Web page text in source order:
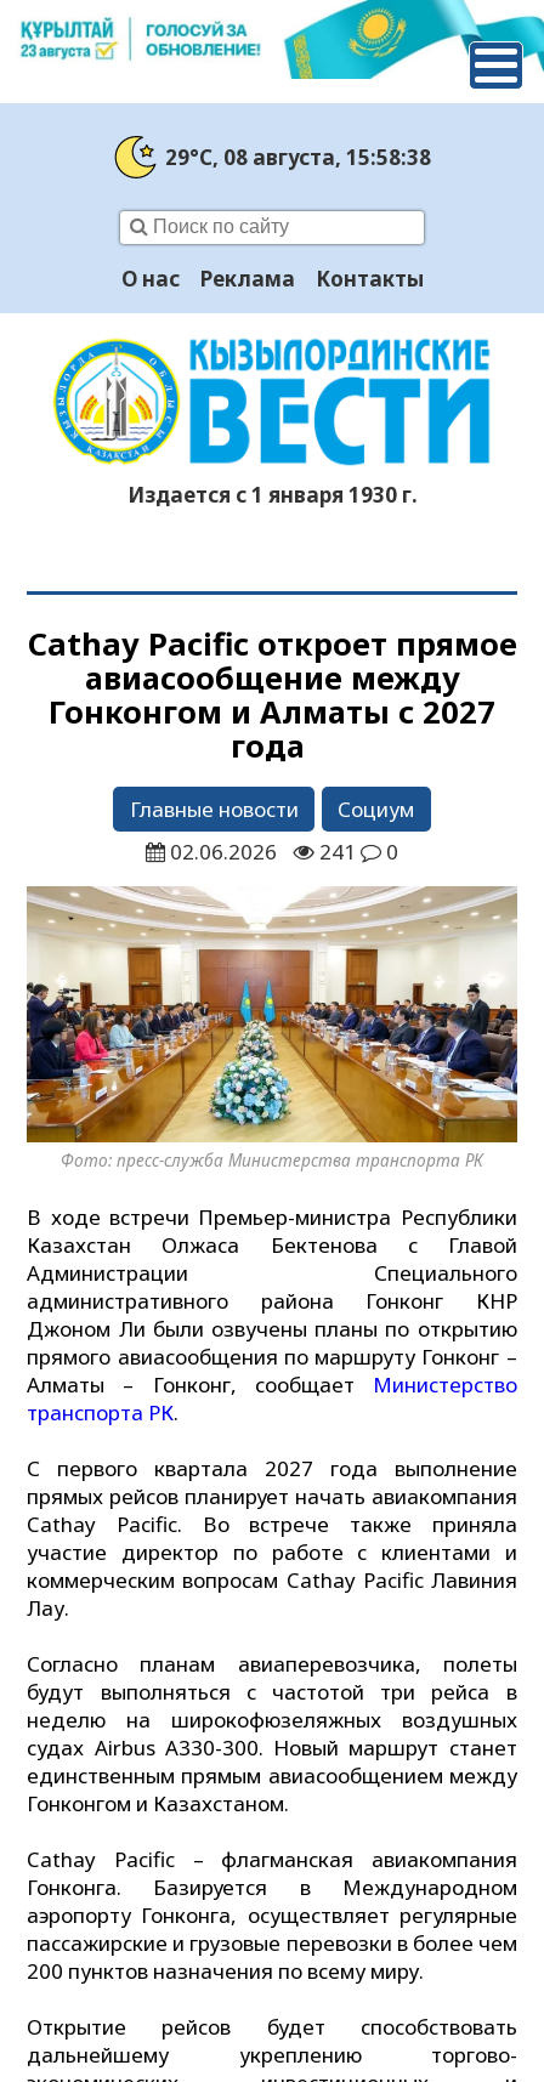
29°C, 08 августа, 15:58:39
О нас Реклама Контакты
Издается с 1 января 1930 г.
Cathay Pacific откроет прямое
авиасообщение между
Гонконгом и Алматы с 2027
года
Главные новости
Социум
02.06.2026
241 0
Фото: пресс-служба Министерства транспорта РК
В ходе встречи Премьер-министра Республики
Казахстан Олжаса Бектенова с Главой
Администрации Специального
административного района Гонконг КНР
Джоном Ли были озвучены планы по открытию
прямого авиасообщения по маршруту Гонконг –
Алматы – Гонконг, сообщает
Министерство
транспорта РК.
С первого квартала 2027 года выполнение
прямых рейсов планирует начать авиакомпания
Cathay Pacific. Во встрече также приняла
участие директор по работе с клиентами и
коммерческим вопросам Cathay Pacific Лавиния
Лау.
Согласно планам авиаперевозчика, полеты
будут выполняться с частотой три рейса в
неделю на широкофюзеляжных воздушных
судах Airbus A330-300. Новый маршрут станет
единственным прямым авиасообщением между
Гонконгом и Казахстаном.
Cathay Pacific – флагманская авиакомпания
Гонконга. Базируется в Международном
аэропорту Гонконга, осуществляет регулярные
пассажирские и грузовые перевозки в более чем
200 пунктов назначения по всему миру.
Открытие рейсов будет способствовать
дальнейшему укреплению торгово-